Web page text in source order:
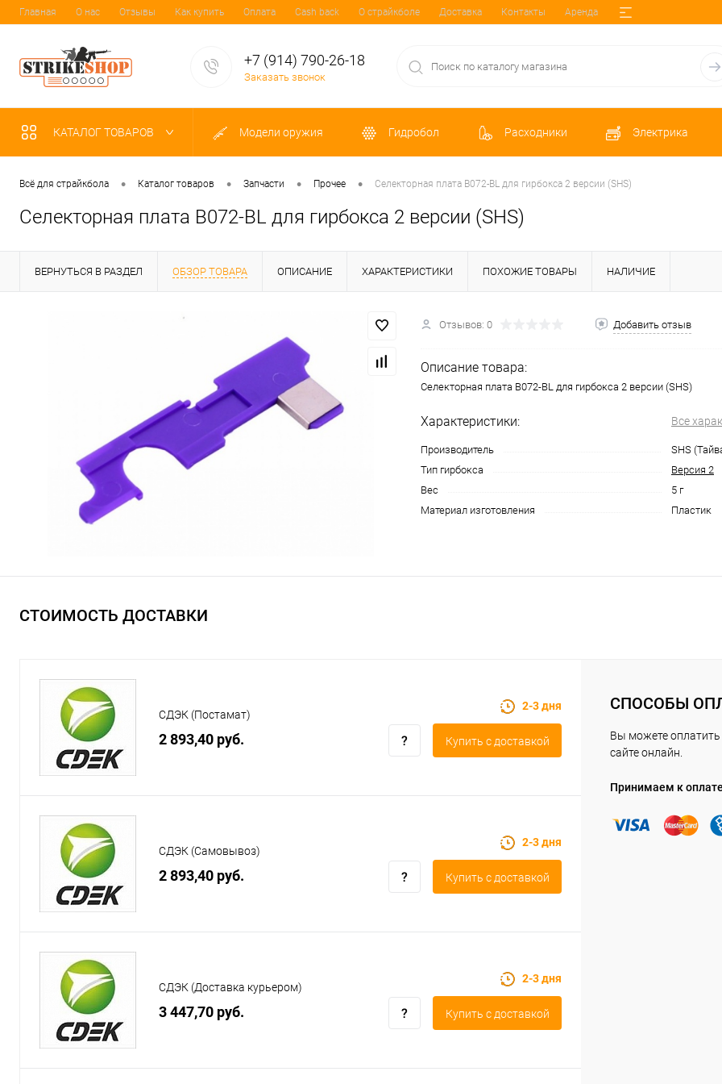
Главная О нас Отзывы Как купить Оплата Cash back О страйкболе Доставка Контакты Аренда
+7 (914) 790-26-18
Заказать звонок
КАТАЛОГ ТОВАРОВ Модели оружия Гидробол Расходники Электрика
Всё для страйкбола • Каталог товаров • Запчасти • Прочее • Селекторная плата B072-BL для гирбокса 2 версии (SHS)
Селекторная плата B072-BL для гирбокса 2 версии (SHS)
ВЕРНУТЬСЯ В РАЗДЕЛ ОБЗОР ТОВАРА ОПИСАНИЕ ХАРАКТЕРИСТИКИ ПОХОЖИЕ ТОВАРЫ НАЛИЧИЕ
Отзывов: 0 Добавить отзыв
Описание товара:
Селекторная плата B072-BL для гирбокса 2 версии (SHS)
Характеристики: Все
Производитель
SHS
Тип гирбокса
Версия 2
Вес
5 г
Материал изготовления
Пластик
СТОИМОСТЬ ДОСТАВКИ
СДЭК (Постамат)
2 893,40 руб.
2-3 дня
Купить c доставкой
СДЭК (Самовывоз)
2 893,40 руб.
2-3 дня
Купить c доставкой
СДЭК (Доставка курьером)
3 447,70 руб.
2-3 дня
Купить c доставкой
СПОСОБЫ
Вы можете оплатить
сайте онлайн.
Принимаем к